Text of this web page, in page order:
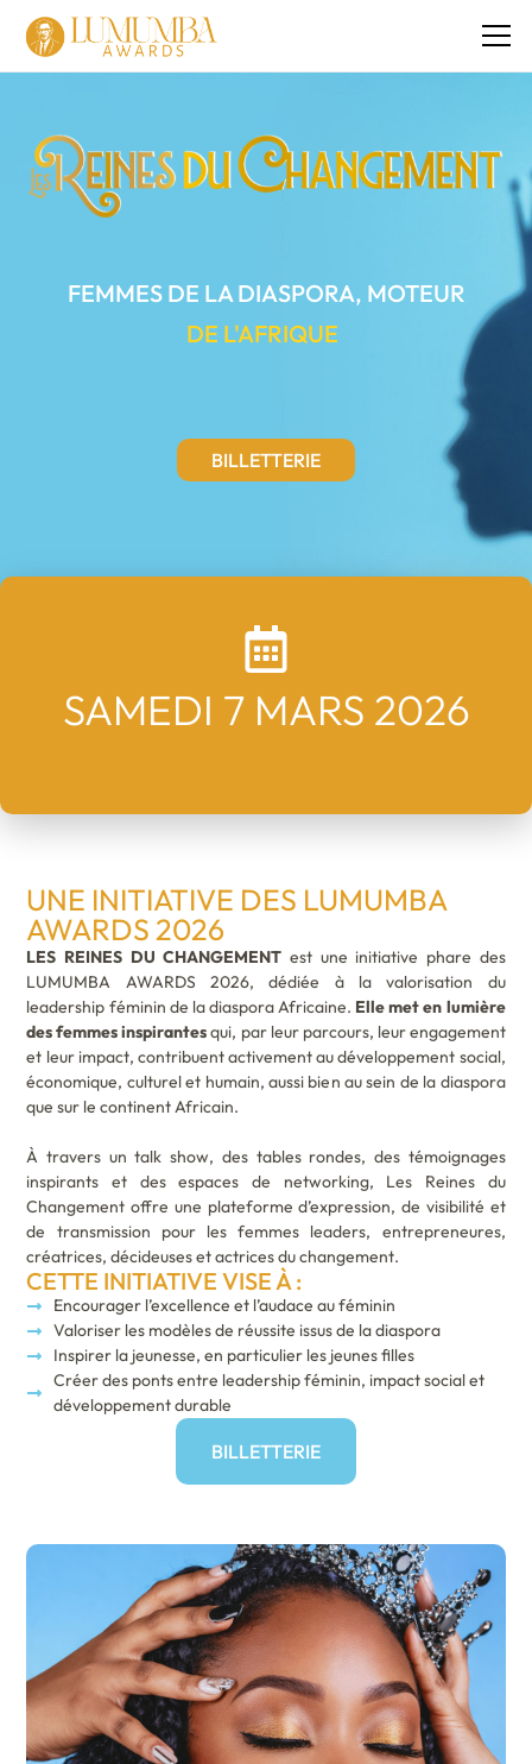
FEMMES DE LA DIASPORA, MOTEUR
DE L'AFRIQUE
BILLETTERIE
SAMEDI 7 MARS 2026
00
JOURS
: 00
HEURES
:00
MINUTES
:00
SECONDES
UNE INITIATIVE DES LUMUMBA
AWARDS 2026
LES REINES DU CHANGEMENT est une initiative phare des
LUMUMBA AWARDS 2026, dédiée à la valorisation du
leadership féminin de la diaspora Africaine. Elle met en lumière
des femmes inspirantesqui, par leur parcours, leur engagement
et leur impact, contribuent activement au développement social,
économique, culturel et humain, aussi bien au sein de la diaspora
que sur le continent Africain.
À travers un talk show, des tables rondes, des témoignages
inspirants et des espaces de networking, Les Reines du
Changement offre une plateforme d’expression, de visibilité et
de transmission pour les femmes leaders, entrepreneures,
créatrices, décideuses et actrices du changement.
CETTE INITIATIVE VISE À :
Encourager l’excellence et l’audace au féminin
Valoriser les modèles de réussite issus de la diaspora
Inspirer la jeunesse, en particulier les jeunes filles
Créer des ponts entre leadership féminin, impact social et
développement durable
BILLETTERIE